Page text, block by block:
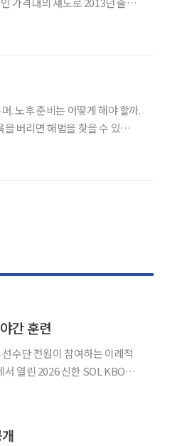
. 노후 준비는 어떻게 해야 할까.
버리면 해법을 찾을 수 있
간 훈련
수단 전원이 참여하는 이례적